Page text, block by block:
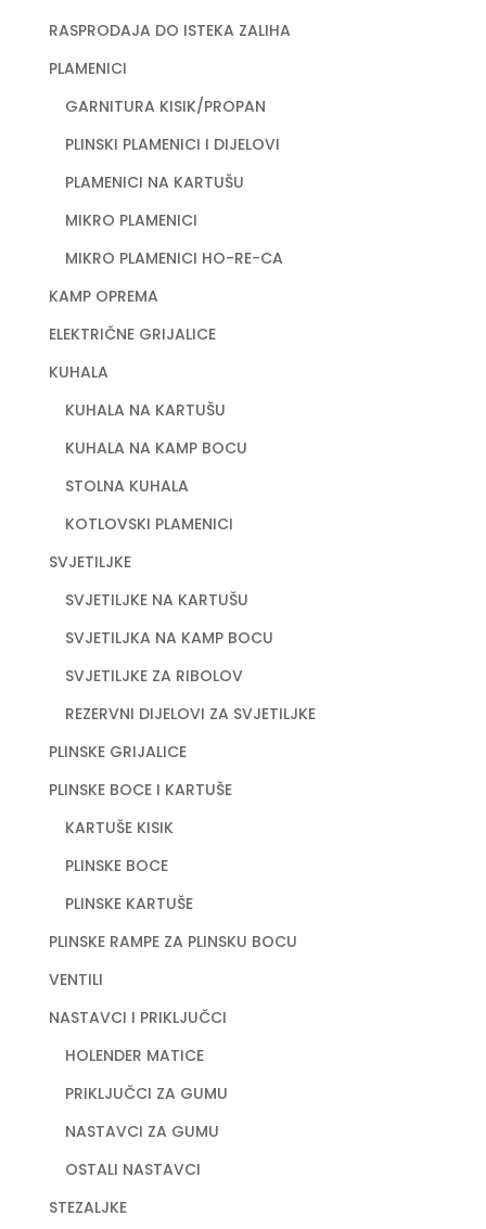
RASPRODAJA DO ISTEKA ZALIHA
PLAMENICI
GARNITURA KISIK/PROPAN
PLINSKI PLAMENICI I DIJELOVI
PLAMENICI NA KARTUŠU
MIKRO PLAMENICI
MIKRO PLAMENICI HO-RE-CA
KAMP OPREMA
ELEKTRIČNE GRIJALICE
KUHALA
KUHALA NA KARTUŠU
KUHALA NA KAMP BOCU
STOLNA KUHALA
KOTLOVSKI PLAMENICI
SVJETILJKE
SVJETILJKE NA KARTUŠU
SVJETILJKA NA KAMP BOCU
SVJETILJKE ZA RIBOLOV
REZERVNI DIJELOVI ZA SVJETILJKE
PLINSKE GRIJALICE
PLINSKE BOCE I KARTUŠE
KARTUŠE KISIK
PLINSKE BOCE
PLINSKE KARTUŠE
PLINSKE RAMPE ZA PLINSKU BOCU
VENTILI
NASTAVCI I PRIKLJUČCI
HOLENDER MATICE
PRIKLJUČCI ZA GUMU
NASTAVCI ZA GUMU
OSTALI NASTAVCI
STEZALJKE